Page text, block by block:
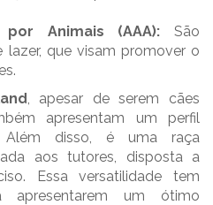
Animais (AAA): São
lazer, que visam promover o
, apesar de serem cães
apresentam um perfil
Além disso, é uma raça
aos tutores, disposta a
Essa versatilidade tem
um ótimo